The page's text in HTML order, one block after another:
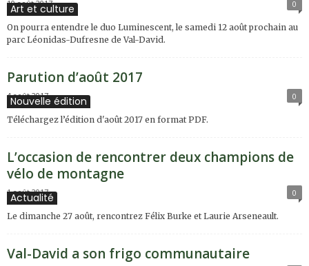
10 août 2017 0
Art et culture
On pourra entendre le duo Luminescent, le samedi 12 août prochain au
parc Léonidas-Dufresne de Val-David.
Parution d’août 2017
4 août 2017 0
Nouvelle édition
Téléchargez l’édition d'août 2017 en format PDF.
L’occasion de rencontrer deux champions de
vélo de montagne
1 août 2017 0
Actualité
Le dimanche 27 août, rencontrez Félix Burke et Laurie Arseneault.
Val-David a son frigo communautaire